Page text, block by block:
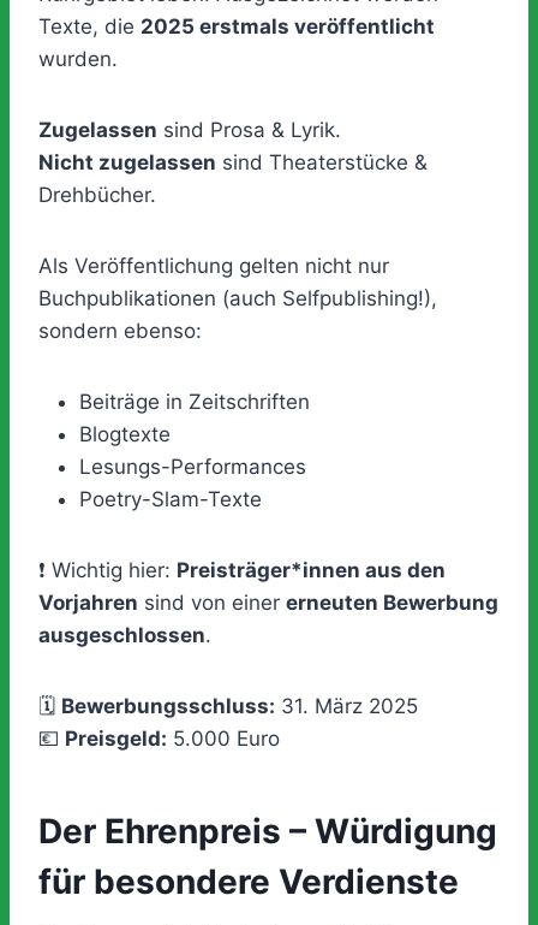
Texte, die 2025 erstmals veröffentlicht
wurden.
Zugelassen sind Prosa & Lyrik.
Nicht zugelassen sind Theaterstücke &
Drehbücher.
Als Veröffentlichung gelten nicht nur
Buchpublikationen (auch Selfpublishing!),
sondern ebenso:
Beiträge in Zeitschriften
Blogtexte
Lesungs-Performances
Poetry-Slam-Texte
❗ Wichtig hier: Preisträger*innen aus den
Vorjahren sind von einer erneuten Bewerbung
ausgeschlossen.
🗓 Bewerbungsschluss: 31. März 2025
💶 Preisgeld: 5.000 Euro
Der Ehrenpreis – Würdigung
für besondere Verdienste